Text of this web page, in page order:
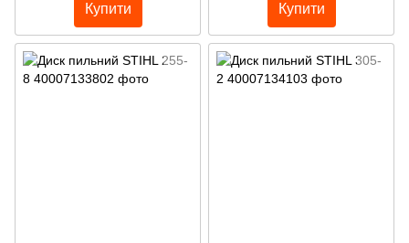
Купити Купити